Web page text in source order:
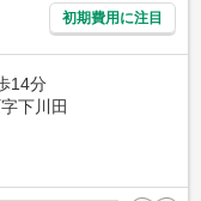
初期費用に注目
14分
下川田